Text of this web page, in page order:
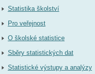
Statistika školství
Pro veřejnost
O školské statistice
Sběry statistických dat
Statistické výstupy a analýzy